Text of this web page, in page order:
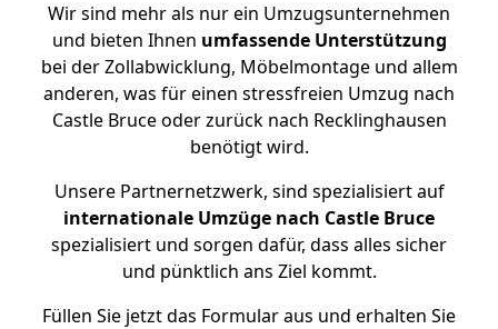
Wir sind mehr als nur ein Umzugsunternehmen
und bieten Ihnen umfassende Unterstützung
bei der Zollabwicklung, Möbelmontage und allem
anderen, was für einen stressfreien Umzug nach
Castle Bruce oder zurück nach Recklinghausen
benötigt wird.
Unsere Partnernetzwerk, sind spezialisiert auf
internationale Umzüge nach Castle Bruce
spezialisiert und sorgen dafür, dass alles sicher
und pünktlich ans Ziel kommt.
Füllen Sie jetzt das Formular aus und erhalten Sie